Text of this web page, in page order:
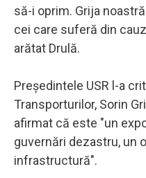
să-i oprim. Grija
cei care suferă din
arătat Drulă.
Preşedintele USR l-a
Transporturilor, Sorin
afirmat că este "un
guvernări dezastru, un
infrastructură".